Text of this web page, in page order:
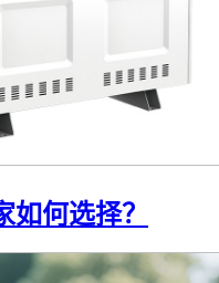
何选择？